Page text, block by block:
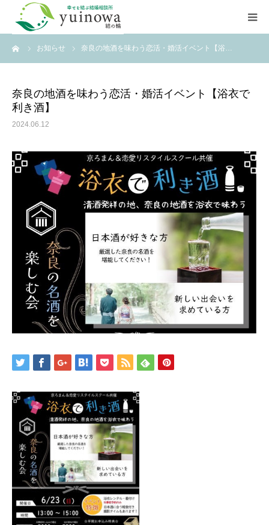
お知らせ 奈良の地酒を味わう恋活・婚活イベント【浴…
奈良の地酒を味わう恋活・婚活イベント【浴衣で
利き酒】
2024.06.12
HOME
よくあるご質問
お知らせ
店舗案内
ご相談はこちら
資料請求